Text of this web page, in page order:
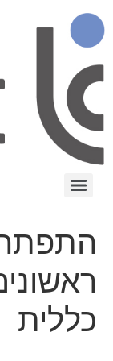
כללית